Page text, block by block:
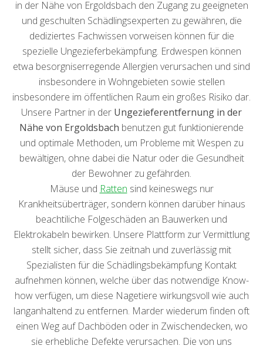
in der Nähe von Ergoldsbach den Zugang zu geeigneten
und geschulten Schädlingsexperten zu gewähren, die
dediziertes Fachwissen vorweisen können für die
spezielle Ungezieferbekämpfung. Erdwespen können
etwa besorgniserregende Allergien verursachen und sind
insbesondere in Wohngebieten sowie stellen
insbesondere im öffentlichen Raum ein großes Risiko dar.
Unsere Partner in der Ungezieferentfernung in der
Nähe von Ergoldsbach benutzen gut funktionierende
und optimale Methoden, um Probleme mit Wespen zu
bewältigen, ohne dabei die Natur oder die Gesundheit
der Bewohner zu gefährden.
Mäuse und Ratten sind keineswegs nur
Krankheitsüberträger, sondern können darüber hinaus
beachtiliche Folgeschäden an Bauwerken und
Elektrokabeln bewirken. Unsere Plattform zur Vermittlung
stellt sicher, dass Sie zeitnah und zuverlässig mit
Spezialisten für die Schädlingsbekämpfung Kontakt
aufnehmen können, welche über das notwendige Know-
how verfügen, um diese Nagetiere wirkungsvoll wie auch
langanhaltend zu entfernen. Marder wiederum finden oft
einen Weg auf Dachböden oder in Zwischendecken, wo
sie erhebliche Defekte verursachen. Die von uns